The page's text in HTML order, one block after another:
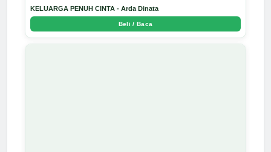
KELUARGA PENUH CINTA - Arda Dinata
Beli / Baca